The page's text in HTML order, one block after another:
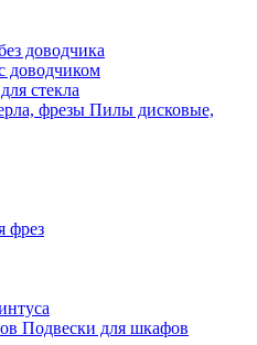
доводчика
доводчиком
стекла
Пилы дисковые,
фрез
Подвески для шкафов